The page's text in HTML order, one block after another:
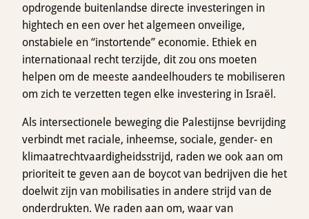
opdrogende buitenlandse directe investeringen in
hightech en een over het algemeen onveilige,
onstabiele en “instortende” economie. Ethiek en
internationaal recht terzijde, dit zou ons moeten
helpen om de meeste aandeelhouders te mobiliseren
om zich te verzetten tegen elke investering in Israël.
Als intersectionele beweging die Palestijnse bevrijding
verbindt met raciale, inheemse, sociale, gender- en
klimaatrechtvaardigheidsstrijd, raden we ook aan om
prioriteit te geven aan de boycot van bedrijven die het
doelwit zijn van mobilisaties in andere strijd van de
onderdrukten. We raden aan om, waar van